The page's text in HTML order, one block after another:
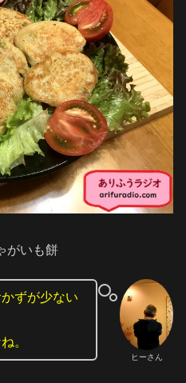
がいも餅
ヒーさん
ずが少ない
。